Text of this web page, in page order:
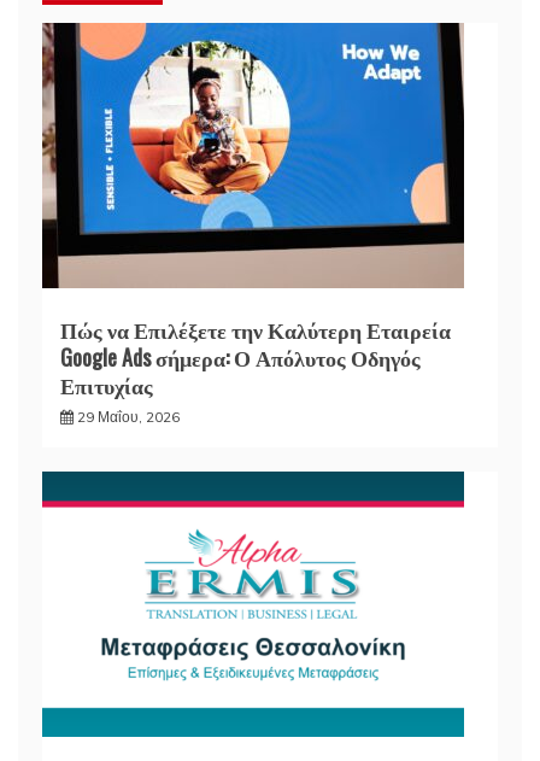
Πώς να Επιλέξετε την Καλύτερη Εταιρεία
Google Ads σήμερα: Ο Απόλυτος Οδηγός
Επιτυχίας
29 Μαΐου, 2026